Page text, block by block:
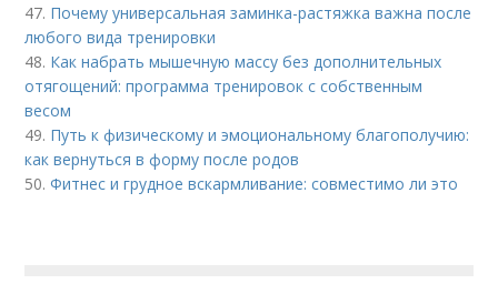
47. Почему универсальная заминка-растяжка важна после
любого вида тренировки
48. Как набрать мышечную массу без дополнительных
отягощений: программа тренировок с собственным
весом
49. Путь к физическому и эмоциональному благополучию:
как вернуться в форму после родов
50.Фитнес и грудное вскармливание: совместимо ли это